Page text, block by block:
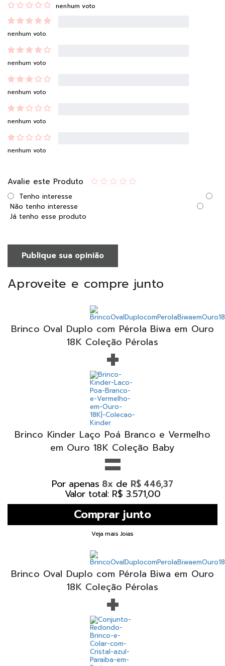
nenhum voto
nenhum voto
nenhum voto
nenhum voto
nenhum voto
nenhum voto
Avalie este Produto
Tenho interesse
Não tenho interesse
Já tenho esse produto
Publique sua opinião
Aproveite e compre junto
Brinco Oval Duplo com Pérola Biwa em Ouro
18K Coleção Pérolas
+
Brinco Kinder Laço Poá Branco e Vermelho
em Ouro 18K Coleção Baby
=
Por apenas 8x de R$ 446,37
Valor total: R$ 3.571,00
Veja mais Joias
Brinco Oval Duplo com Pérola Biwa em Ouro
18K Coleção Pérolas
+